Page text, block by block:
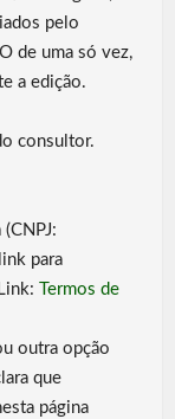
pelo
de uma só vez,
a edição.
consultor.
para
Termos de
outra opção
que
página